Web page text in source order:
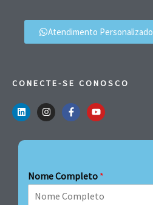
Atendimento Personalizado
CONECTE-SE CONOSCO
Nome Completo *